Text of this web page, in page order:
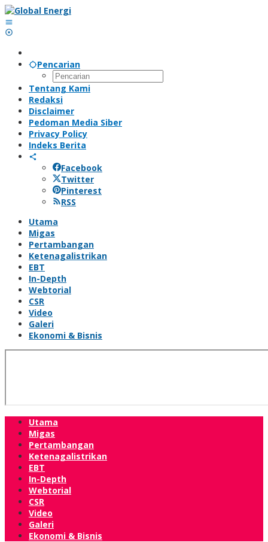
Lewati
ke
konten
Pencarian
Tentang Kami
Redaksi
Disclaimer
Pedoman Media Siber
Privacy Policy
Indeks Berita
Facebook
Twitter
Pinterest
RSS
Utama
Migas
Pertambangan
Ketenagalistrikan
EBT
In-Depth
Webtorial
CSR
Video
Galeri
Ekonomi & Bisnis
Utama
Migas
Pertambangan
Ketenagalistrikan
EBT
In-Depth
Webtorial
CSR
Video
Galeri
Ekonomi & Bisnis